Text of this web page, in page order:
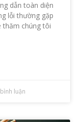
dẫn toàn diện
lỗi thường gặp
thăm chúng tôi
luận